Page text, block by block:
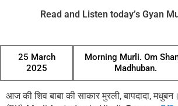
Read and Listen today’s Gyan
25 March
2025
Morning Murli. Om
Madhuban.
आज की शिव बाबा की साकार मुरली, बापदादा,